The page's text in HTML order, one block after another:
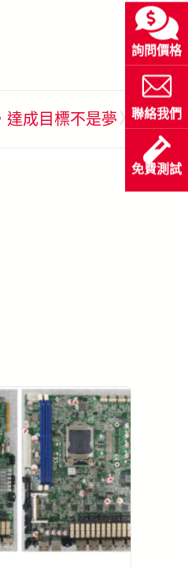
»
達成目標不是夢
詢問價格
聯絡我們
免費測試